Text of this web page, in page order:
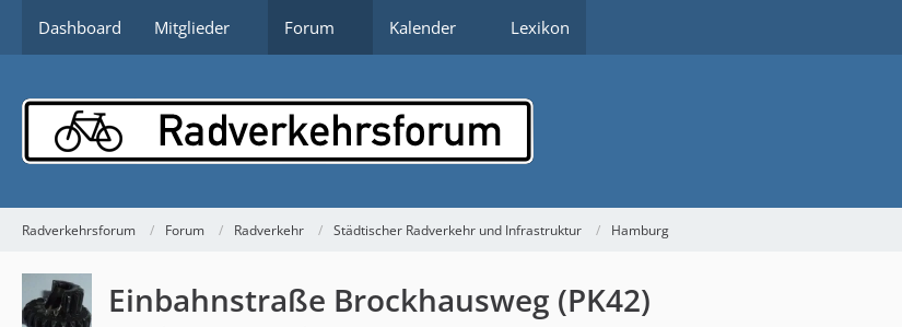
Dashboard Mitglieder Forum Kalender Lexikon
Radverkehrsforum Forum Radverkehr Städtischer Radverkehr und Infrastruktur Hamburg
Einbahnstraße Brockhausweg (PK42)